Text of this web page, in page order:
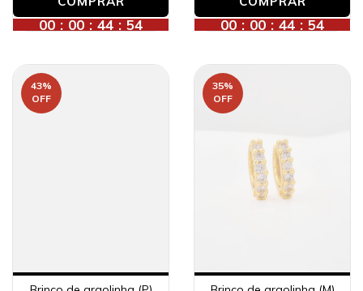
00 : 00 : 44 : 52 00 : 00 : 44 : 52
43%
OFF
35%
OFF